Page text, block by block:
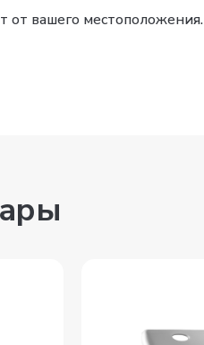
от вашего местоположения.